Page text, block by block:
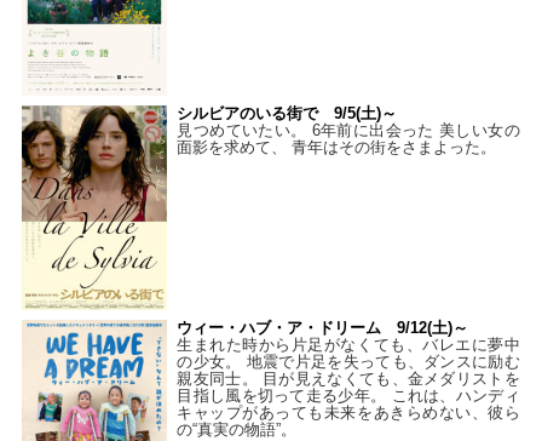
シルビアのいる街で 9/5(土)～
見つめていたい。 6年前に出会った 美しい女の
面影を求めて、 青年はその街をさまよった。
ウィー・ハブ・ア・ドリーム 9/12(土)～
生まれた時から片足がなくても、バレエに夢中
の少女。 地震で片足を失っても、ダンスに励む
親友同士。 目が見えなくても、金メダリストを
目指し風を切って走る少年。 これは、ハンディ
キャップがあっても未来をあきらめない、彼ら
の“真実の物語”。